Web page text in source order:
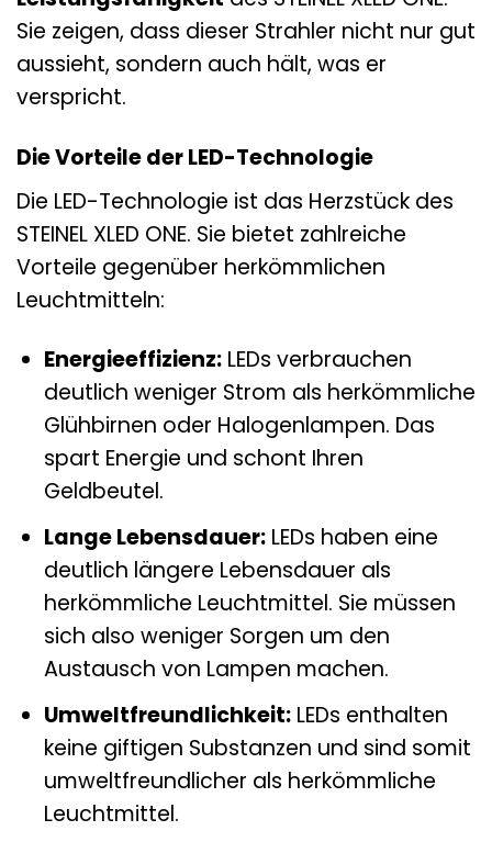
Sie zeigen, dass dieser Strahler nicht nur gut
aussieht, sondern auch hält, was er
verspricht.
Die Vorteile der LED-Technologie
Die LED-Technologie ist das Herzstück des
STEINEL XLED ONE. Sie bietet zahlreiche
Vorteile gegenüber herkömmlichen
Leuchtmitteln:
Energieeffizienz:LEDs verbrauchen
deutlich weniger Strom als herkömmliche
Glühbirnen oder Halogenlampen. Das
spart Energie und schont Ihren
Geldbeutel.
Lange Lebensdauer:LEDs haben eine
deutlich längere Lebensdauer als
herkömmliche Leuchtmittel. Sie müssen
sich also weniger Sorgen um den
Austausch von Lampen machen.
Umweltfreundlichkeit:LEDs enthalten
keine giftigen Substanzen und sind somit
umweltfreundlicher als herkömmliche
Leuchtmittel.